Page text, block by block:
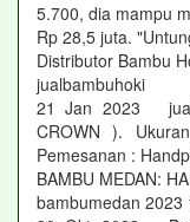
5.700, dia mampu
Rp 28,5 juta.
Distributor Bambu
jualbambuhoki
21 Jan 2023 jual
CROWN ).
Pemesanan :
BAMBU MEDAN:
bambumedan 2023